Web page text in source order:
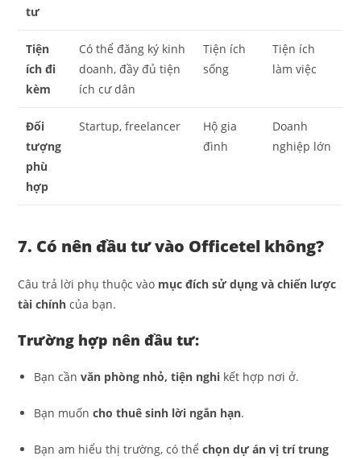
tư
Tiện
ích đi
kèm
Có thể đăng ký kinh
doanh, đầy đủ tiện
ích cư dân
Tiện ích
sống
Tiện ích
làm việc
Đối
tượng
phù
hợp
Startup, freelancer
Hộ gia
đình
Doanh
nghiệp lớn
7. Có nên đầu tư vào Officetel không?
Câu trả lời phụ thuộc vào mục đích sử dụng và chiến lược
tài chính của bạn.
Trường hợp nên đầu tư:
Bạn cầnvăn phòng nhỏ, tiện nghi kết hợp nơi ở.
Bạn muốncho thuê sinh lời ngắn hạn.
Bạn am hiểu thị trường, có thểchọn dự án vị trí trung